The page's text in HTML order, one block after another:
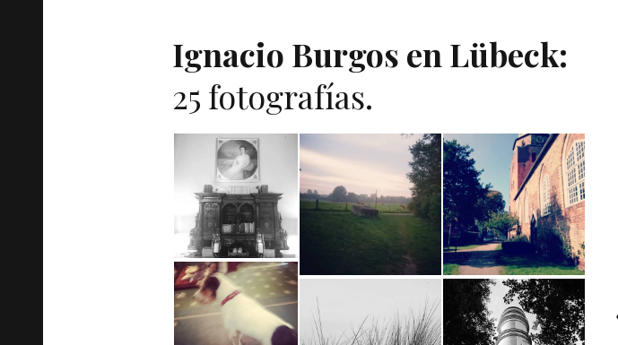
Ignacio Burgos en Lübeck:
25 fotografías.